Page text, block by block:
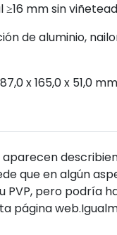
mm sin
de aluminio,
x 165,0 x 51,0
aparecen
que en algún
PVP, pero podría
página